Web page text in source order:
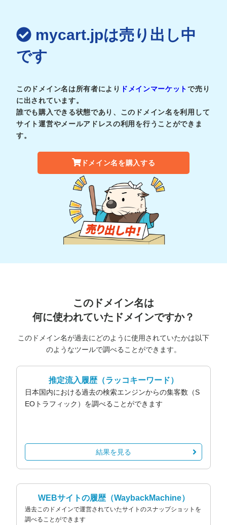
mycart.jpは売り出し中
です
このドメイン名は所有者により ドメインマーケットで売り
に出されています。
誰でも購入できる状態であり、このドメイン名を利用して
サイト運営やメールアドレスの利用を行うことができま
す。
ドメイン名を購入する
このドメイン名は
何に使われていたドメインですか？
このドメイン名が過去にどのように使用されていたかは以下
のようなツールで調べることができます。
推定流入履歴（ラッコキーワード）
日本国内における過去の検索エンジンからの集客数（S
EOトラフィック）を調べることができます
結果を見る
WEBサイトの履歴（WaybackMachine）
過去このドメインで運営されていたサイトのスナップショットを
調べることができます